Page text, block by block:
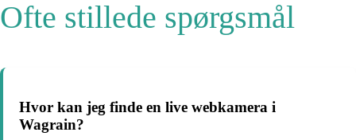
Ofte stillede spørgsmål
Hvor kan jeg finde en live webkamera i
Wagrain?